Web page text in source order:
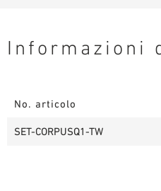
Informazioni
No. articolo
SET-CORPUSQ1-TW